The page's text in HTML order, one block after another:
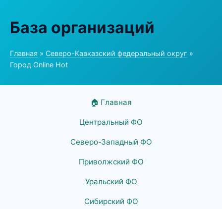
База организаций
Главная » Северо-Кавказский федеральный округ »
Город Online Hot
🏠 Главная
Центральный ФО
Северо-Западный ФО
Приволжский ФО
Уральский ФО
Сибирский ФО